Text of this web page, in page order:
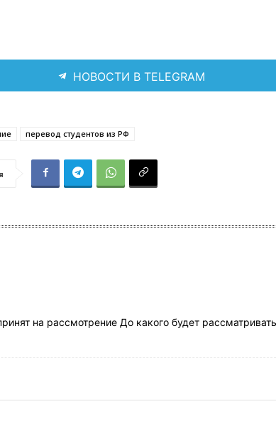
НОВОСТИ В TELEGRAM
перевод студентов из РФ
на рассмотрение До какого будет